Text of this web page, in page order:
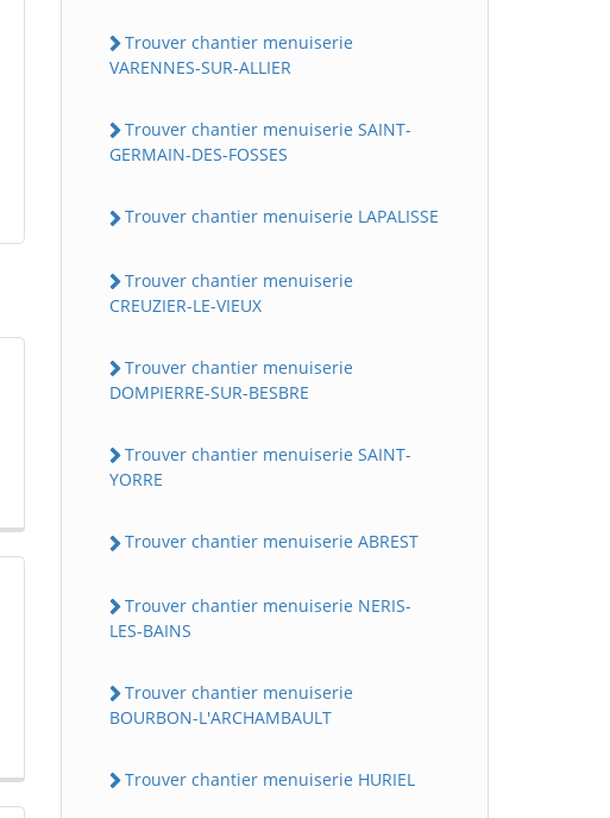
Trouver chantier menuiserie
VARENNES-SUR-ALLIER
Trouver chantier menuiserie SAINT-
GERMAIN-DES-FOSSES
Trouver chantier menuiserie LAPALISSE
Trouver chantier menuiserie
CREUZIER-LE-VIEUX
Trouver chantier menuiserie
DOMPIERRE-SUR-BESBRE
Trouver chantier menuiserie SAINT-
YORRE
Trouver chantier menuiserie ABREST
Trouver chantier menuiserie NERIS-
LES-BAINS
Trouver chantier menuiserie
BOURBON-L'ARCHAMBAULT
Trouver chantier menuiserie HURIEL